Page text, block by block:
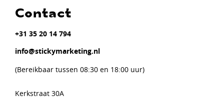
Contact
+31 35 20 14 794
info@stickymarketing.nl
(Bereikbaar tussen 08:30 en 18:00 uur)
Kerkstraat 30A